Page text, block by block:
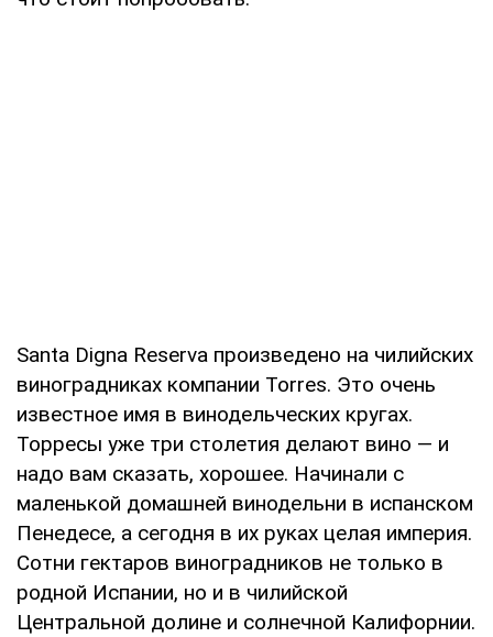
Santa Digna Reserva произведено на чилийских
виноградниках компании Torres. Это очень
известное имя в винодельческих кругах.
Торресы уже три столетия делают вино — и
надо вам сказать, хорошее. Начинали с
маленькой домашней винодельни в испанском
Пенедесе, а сегодня в их руках целая империя.
Сотни гектаров виноградников не только в
родной Испании, но и в чилийской
Центральной долине и солнечной Калифорнии.